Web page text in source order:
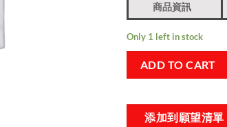
商品資訊
Only 1 left in stock
ADD TO CART
添加到願望清單